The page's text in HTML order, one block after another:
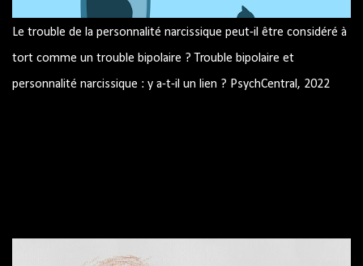
Le trouble de la personnalité narcissique peut-il être considéré à
tort comme un trouble bipolaire ? Trouble bipolaire et
personnalité narcissique : y a-t-il un lien ? PsychCentral, 2022